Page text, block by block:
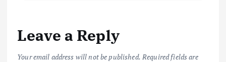
Leave a Reply
Your email address will not be published. Required fields are